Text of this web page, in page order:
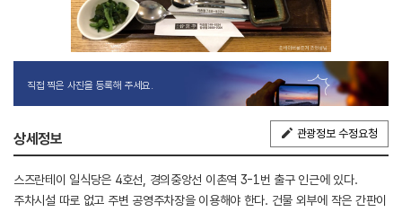
직접 찍은 사진을 등록해 주세요.
상세정보 관광정보 수정요청
스즈란테이 일식당은 4호선, 경의중앙선 이촌역 3-1번 출구 인근에 있다.
주차시설 따로 없고 주변 공영주차장을 이용해야 한다. 건물 외부에 작은 간판이